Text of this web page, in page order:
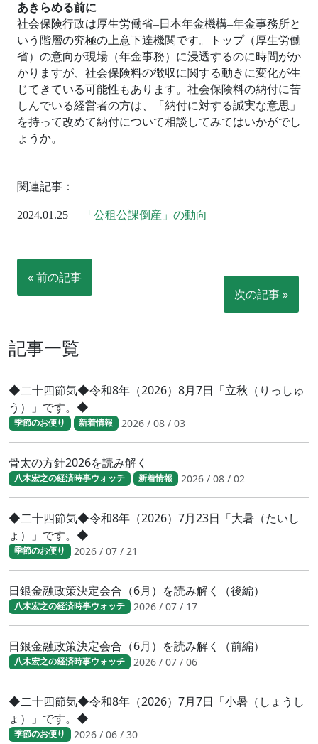
あきらめる前に
社会保険行政は厚生労働省–日本年金機構–年金事務所と
いう階層の究極の上意下達機関です。トップ（厚生労働
省）の意向が現場（年金事務）に浸透するのに時間がか
かりますが、社会保険料の徴収に関する動きに変化が生
じてきている可能性もあります。社会保険料の納付に苦
しんでいる経営者の方は、「納付に対する誠実な意思」
を持って改めて納付について相談してみてはいかがでし
ょうか。
関連記事：
2024.01.25 「公租公課倒産」の動向
« 前の記事
次の記事 »
記事一覧
◆二十四節気◆令和8年（2026）8月7日「立秋（りっしゅ
う）」です。◆
季節のお便り 新着情報 2026 / 08 / 03
骨太の方針2026を読み解く
八木宏之の経済時事ウォッチ 新着情報 2026 / 08 / 02
◆二十四節気◆令和8年（2026）7月23日「大暑（たいし
ょ）」です。◆
季節のお便り 2026 / 07 / 21
日銀金融政策決定会合（6月）を読み解く（後編）
八木宏之の経済時事ウォッチ 2026 / 07 / 17
日銀金融政策決定会合（6月）を読み解く（前編）
八木宏之の経済時事ウォッチ 2026 / 07 / 06
◆二十四節気◆令和8年（2026）7月7日「小暑（しょうし
ょ）」です。◆
季節のお便り 2026 / 06 / 30